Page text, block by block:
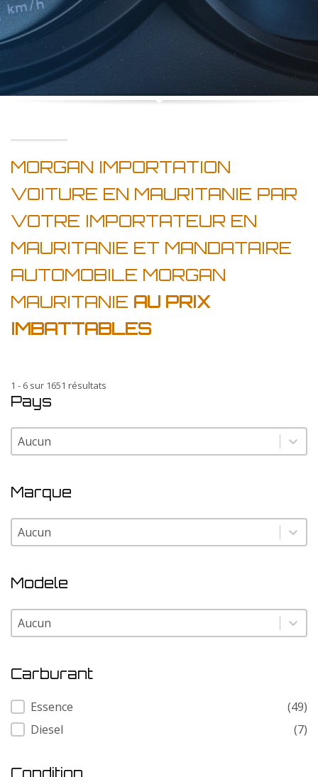
MORGAN IMPORTATION
VOITURE EN MAURITANIE PAR
VOTRE IMPORTATEUR EN
MAURITANIE ET MANDATAIRE
AUTOMOBILE MORGAN
MAURITANIE AU PRIX
IMBATTABLES
1 - 6 sur 1651 résultats
Pays
Pays
Pays
Marque
Marque
Marque
Modele
Modele
Modele
Carburant
Carburant
Essence
(49)
Diesel
(7)
Condition